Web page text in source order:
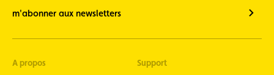
informé, 8
de
m'abonner aux newsletters
A propos Support